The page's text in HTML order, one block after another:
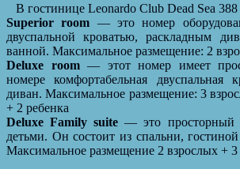
В гостинице Leonardo Club Dead Sea
Superior room — это номер
двуспальной кроватью, раскладным
ванной. Максимальное размещение: 2
Deluxe room— этот номер имеет
номере комфортабельная двуспальная
диван. Максимальное размещение: 3
+ 2 ребенка
Deluxe Family suite — это просторный
детьми. Он состоит из спальни,
Максимальное размещение 2 взрослых + 3